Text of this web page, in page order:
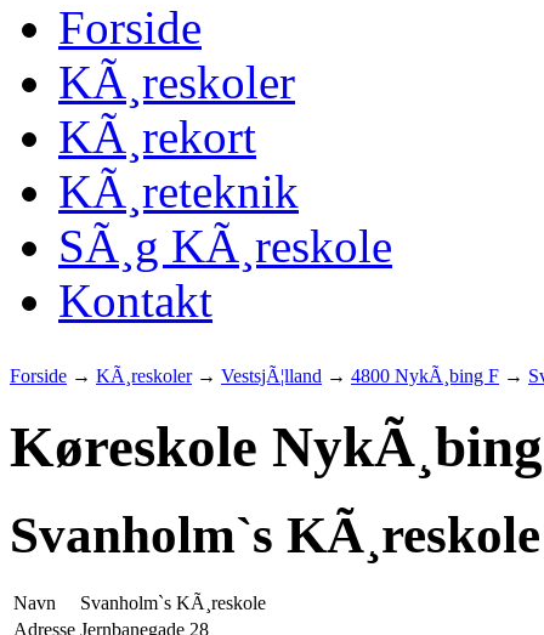
Forside
KÃ¸reskoler
KÃ¸rekort
KÃ¸reteknik
SÃ¸g KÃ¸reskole
Kontakt
Forside → KÃ¸reskoler→ VestsjÃ¦lland → 4800 NykÃ¸bing F →
Køreskole
Svanholm`s KÃ¸reskole
Navn
Svanholm`s KÃ¸reskole
Adresse Jernbanegade 28